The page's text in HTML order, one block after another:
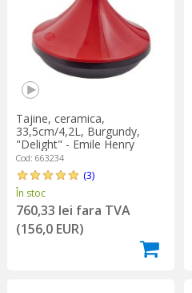
Tajine, ceramica,
33,5cm/4,2L, Burgundy,
"Delight" - Emile Henry
Cod: 663234
(3)
În stoc
760,33 lei fara TVA
(156,0 EUR)